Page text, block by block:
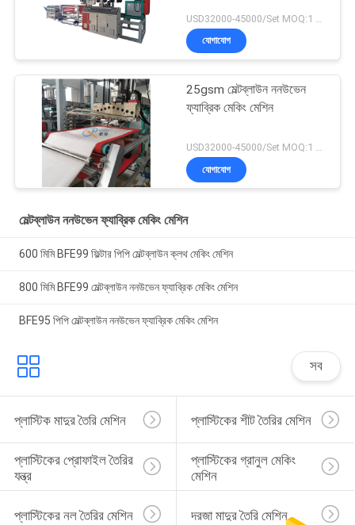
যোগাযোগ
25gsm মেল্টব্লাউন ননউভেন
ফ্যাব্রিক মেকিং মেশিন
USD32000-45000/Set MOQ:1 সেট
যোগাযোগ
মেল্টব্লাউন ননউভেন ফ্যাব্রিক মেকিং মেশিন
600 মিমি BFE99 ফিল্টার পিপি মেল্টব্লাউন ক্লথ মেকিং মেশিন
800 মিমি BFE99 মেল্টব্লাউন ননউভেন ফ্যাব্রিক মেকিং মেশিন
BFE95 পিপি মেল্টব্লাউন ননউভেন ফ্যাব্রিক মেকিং মেশিন
সব
প্লাস্টিক মাদুর তৈরি মেশিন প্লাস্টিকের শীট তৈরির মেশিন
প্লাস্টিকের প্রোফাইল তৈরির
যন্ত্র
প্লাস্টিকের গ্রানুল মেকিং
মেশিন
প্লাস্টিকের নল তৈরির মেশিন দরজা মাদুর তৈরি মেশিন